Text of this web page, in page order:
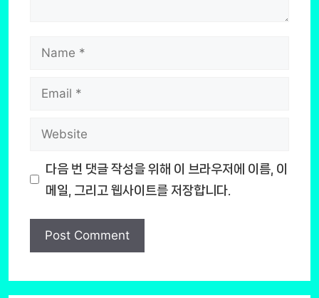
Name
Email
Website
다음 번 댓글 작성을 위해 이 브라우저에 이름, 이
메일, 그리고 웹사이트를 저장합니다.